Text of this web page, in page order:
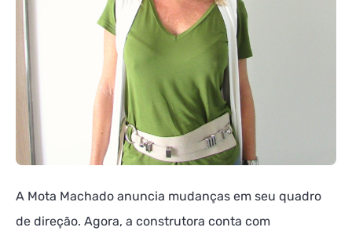
A Mota Machado anuncia mudanças em seu quadro
de direção. Agora, a construtora conta com